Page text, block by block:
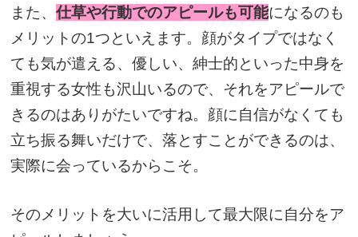
また、仕草や行動でのアピールも可能になるのも
メリットの1つといえます。顔がタイプではなく
ても気が遣える、優しい、紳士的といった中身を
重視する女性も沢山いるので、それをアピールで
きるのはありがたいですね。顔に自信がなくても
立ち振る舞いだけで、落とすことができるのは、
実際に会っているからこそ。
そのメリットを大いに活用して最大限に自分をア